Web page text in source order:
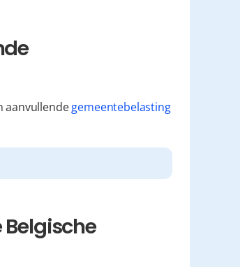
aanvullende gemeentebelasting